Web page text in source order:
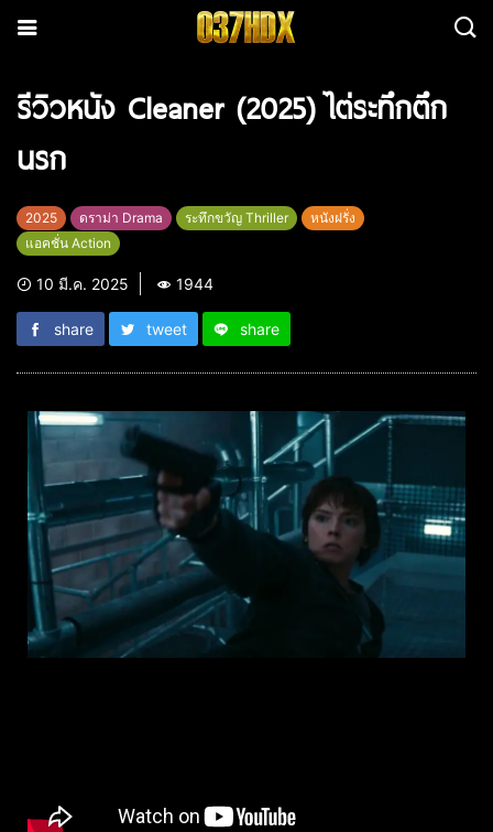
รีวิวหนัง Cleaner (2025) ไต่ระทึกตึก
นรก
2025 ดราม่า Drama ระทึกขวัญ Thriller
หนังฝรั่ง
แอคชั่น Action
10 มี.ค. 2025 1944
share tweet share